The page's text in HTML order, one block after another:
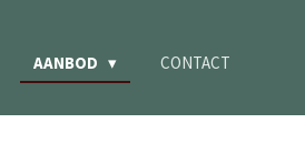
AANBOD CONTACT